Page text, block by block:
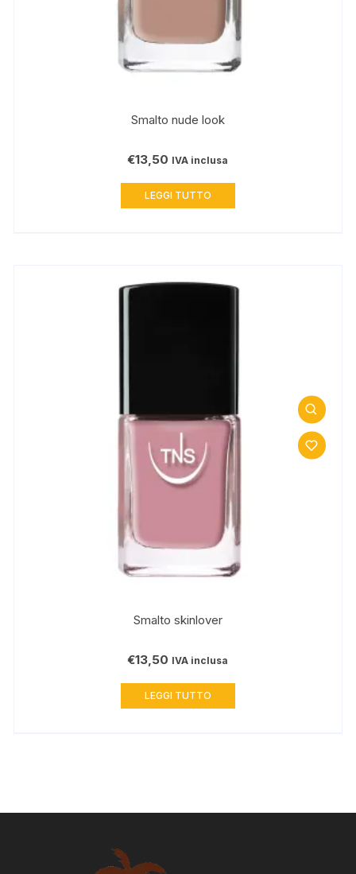
Smalto nude look
€13,50 IVA inclusa
LEGGI TUTTO
Smalto skinlover
€13,50 IVA inclusa
LEGGI TUTTO